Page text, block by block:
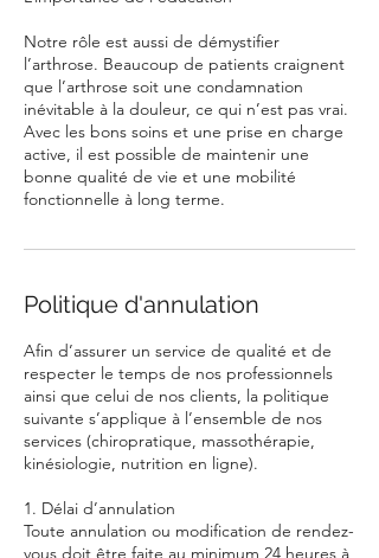
Notre rôle est aussi de démystifier
l’arthrose. Beaucoup de patients craignent
que l’arthrose soit une condamnation
inévitable à la douleur, ce qui n’est pas vrai.
Avec les bons soins et une prise en charge
active, il est possible de maintenir une
bonne qualité de vie et une mobilité
fonctionnelle à long terme.
Politique d'annulation
Afin d’assurer un service de qualité et de
respecter le temps de nos professionnels
ainsi que celui de nos clients, la politique
suivante s’applique à l’ensemble de nos
services (chiropratique, massothérapie,
kinésiologie, nutrition en ligne).
1. Délai d’annulation
Toute annulation ou modification de rendez-
vous doit être faite au minimum 24 heures à